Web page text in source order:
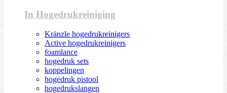
In Hogedrukreiniging
Kränzle hogedrukreinigers
Active hogedrukreinigers
foamlance
hogedruk sets
koppelingen
hogedruk pistool
hogedrukslangen